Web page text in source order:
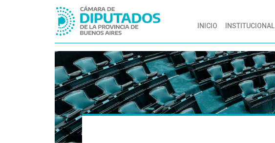
INICIO (CURRENT)
INSTITUCIONAL